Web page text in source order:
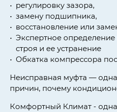
регулировку зазора,
замену подшипника,
восстановление или
Экспертное
строя и ее устранение
Обкатка компрессора
Неисправная муфта —
причин, почему
Комфортный Климат -